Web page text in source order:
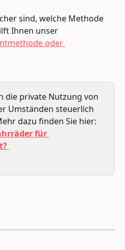
sind, welche Methode
Ihnen unser
oder
die private Nutzung von
Umständen steuerlich
dazu finden Sie hier:
für